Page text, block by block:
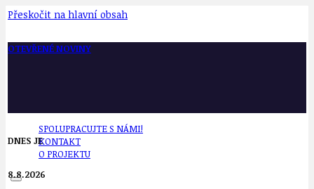
Přeskočit na hlavní obsah
OTEVŘENÉ NOVINY
SPOLUPRACUJTE S NÁMI!
KONTAKT
O PROJEKTU
DNES JE
8.8.2026